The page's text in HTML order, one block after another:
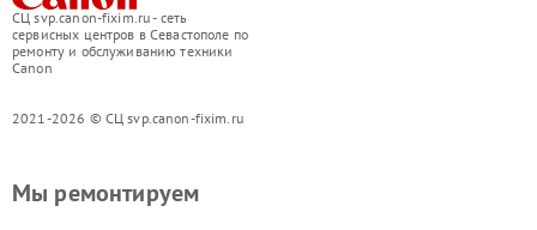
СЦ svp.canon-fixim.ru - сеть
сервисных центров в Севастополе по
ремонту и обслуживанию техники
Canon
2021-2026 © СЦ svp.canon-fixim.ru
Мы ремонтируем